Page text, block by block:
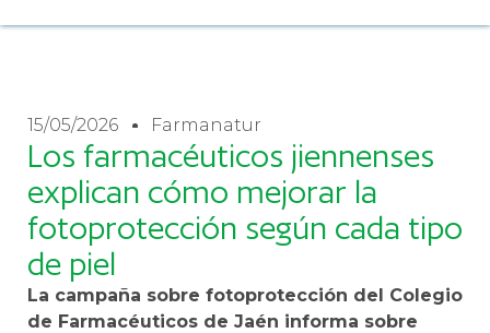
15/05/2026 Farmanatur
Los farmacéuticos jiennenses
explican cómo mejorar la
fotoprotección según cada tipo
de piel
La campaña sobre fotoprotección del Colegio
de Farmacéuticos de Jaén informa sobre